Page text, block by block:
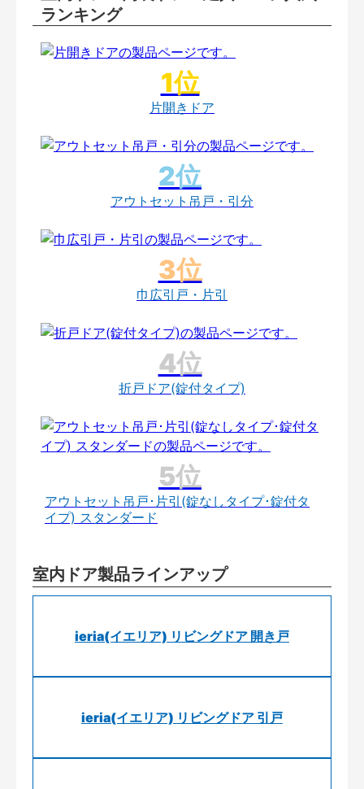
ランキング
片開きドア
アウトセット吊戸・引分
巾広引戸・片引
折戸ドア(錠付タイプ)
アウトセット吊戸･片引(錠なしタイプ･錠付タ
イプ) スタンダード
室内ドア製品ラインアップ
ieria(イエリア) リビングドア 開き戸
ieria(イエリア) リビングドア 引戸